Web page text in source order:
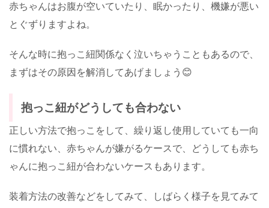
赤ちゃんはお腹が空いていたり、眠かったり、機嫌が悪い
とぐずりますよね。
そんな時に抱っこ紐関係なく泣いちゃうこともあるので、
まずはその原因を解消してあげましょう😊
抱っこ紐がどうしても合わない
正しい方法で抱っこをして、繰り返し使用していても一向
に慣れない、赤ちゃんが嫌がるケースで、どうしても赤ち
ゃんに抱っこ紐が合わないケースもあります。
装着方法の改善などをしてみて、しばらく様子を見てみて